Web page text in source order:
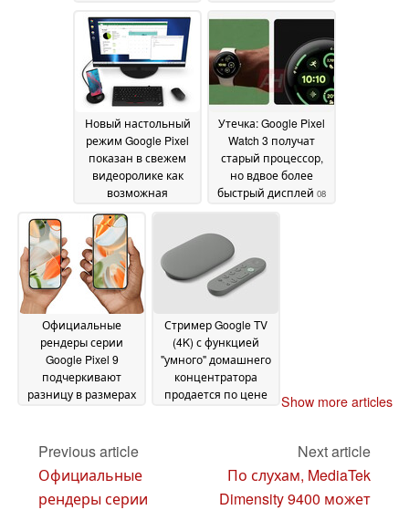
а цены и стартовые
скидки на меньший
Pixel 9 Pro также
станут известны08
August 2024
Новый настольный
режим Google Pixel
показан в свежем
видеоролике как
возможная
Motorola Ready For и
Samsung DeX
08 August
2024
Утечка: Google Pixel
Watch 3 получат
старый процессор,
но вдвое более
быстрый дисплей 08
August 2024
Официальные
рендеры серии
Google Pixel 9
подчеркивают
разницу в размерах
Стример Google TV
(4K) с функцией
"умного" домашнего
концентратора
продается по цене
Show more articles
Previous article
Официальные
рендеры серии
Next article
По слухам, MediaTek
Dimensity 9400 может